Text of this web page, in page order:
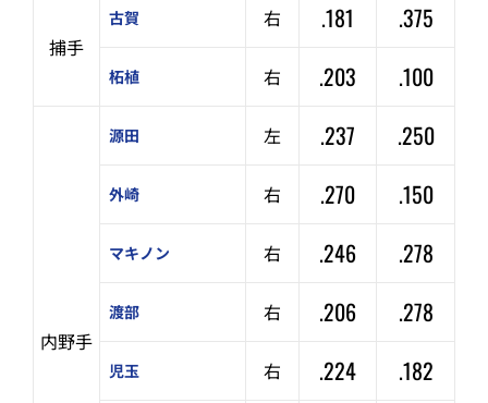
捕手
古賀 右 .181 .375
柘植 右 .203 .100
内野手
源田 左 .237 .250
外崎 右 .270 .150
マキノン 右 .246 .278
渡部 右 .206 .278
児玉 右 .224 .182